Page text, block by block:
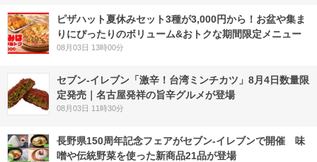
ピザハット夏休みセット3種が3,000円から！お盆や集ま
りにぴったりのボリューム&おトクな期間限定メニュー
08月03日 13時00分
セブン-イレブン「激辛！台湾ミンチカツ」8月4日数量限
定発売｜名古屋発祥の旨辛グルメが登場
08月03日 11時30分
長野県150周年記念フェアがセブン-イレブンで開催 味
噌や伝統野菜を使った新商品21品が登場